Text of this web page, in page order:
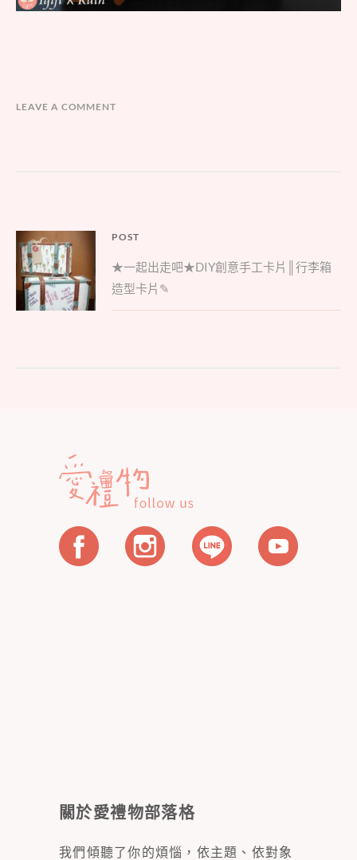
LEAVE A COMMENT
文
章
導
覽
POST
Parent
post:
★一起出走吧★DIY創意手工卡片║行李箱
造型卡片✎
關於愛禮物部落格
我們傾聽了你的煩惱，依主題、依對象